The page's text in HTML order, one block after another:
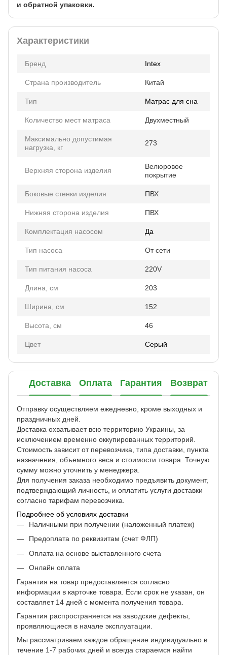
и обратной упаковки.
Характеристики
Бренд Intex
Страна производитель Китай
Тип Матрас для сна
Количество мест матраса Двухместный
Максимально допустимая
нагрузка, кг
273
Верхняя сторона изделия
Велюровое
покрытие
Боковые стенки изделия ПВХ
Нижняя сторона изделия ПВХ
Комплектация насосом Да
Тип насоса От сети
Тип питания насоса 220V
Длина, см 203
Ширина, см 152
Высота, см 46
Цвет Серый
Доставка Оплата Гарантия Возврат
Отправку осуществляем ежедневно, кроме выходных и
праздничных дней.
Доставка охватывает всю территорию Украины, за
исключением временно оккупированных территорий.
Стоимость зависит от перевозчика, типа доставки, пункта
назначения, объемного веса и стоимости товара. Точную
сумму можно уточнить у менеджера.
Для получения заказа необходимо предъявить документ,
подтверждающий личность, и оплатить услуги доставки
согласно тарифам перевозчика.
Подробнее об условиях доставки
Наличными при получении (наложенный платеж)
Предоплата по реквизитам (счет ФЛП)
Оплата на основе выставленного счета
Онлайн оплата
Гарантия на товар предоставляется согласно
информации в карточке товара. Если срок не указан, он
составляет 14 дней с момента получения товара.
Гарантия распространяется на заводские дефекты,
проявляющиеся в начале эксплуатации.
Мы рассматриваем каждое обращение индивидуально в
течение 1-7 рабочих дней и всегда стараемся найти